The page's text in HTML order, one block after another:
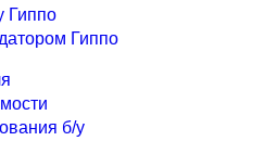
Гиппо
Гиппо
б/у